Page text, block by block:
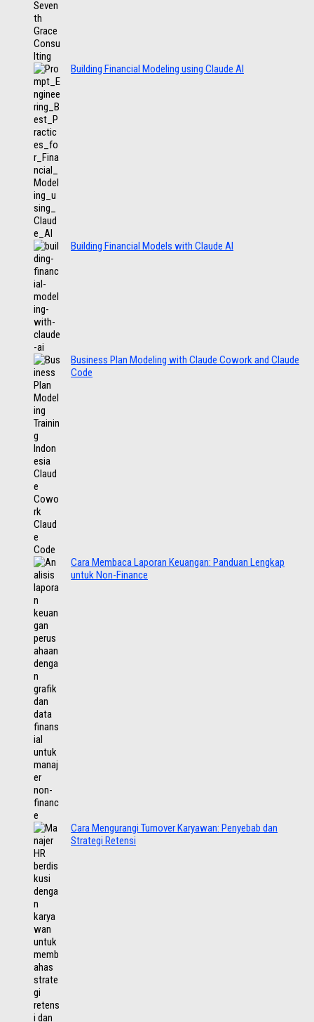
Building Financial Modeling using Claude AI
Building Financial Models with Claude AI
Business Plan Modeling with Claude Cowork and Claude
Code
Cara Membaca Laporan Keuangan: Panduan Lengkap
untuk Non-Finance
Cara Mengurangi Turnover Karyawan: Penyebab dan
Strategi Retensi